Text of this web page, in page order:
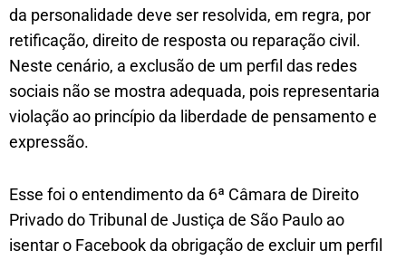
da personalidade deve ser resolvida, em regra, por
retificação, direito de resposta ou reparação civil.
Neste cenário, a exclusão de um perfil das redes
sociais não se mostra adequada, pois representaria
violação ao princípio da liberdade de pensamento e
expressão.
Esse foi o entendimento da 6ª Câmara de Direito
Privado do Tribunal de Justiça de São Paulo ao
isentar o Facebook da obrigação de excluir um perfil